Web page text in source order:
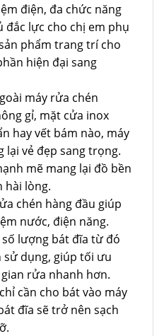
điện, đa chức năng
lực cho chị em phụ
phẩm trang trí cho
hiện đại sang
máy rửa chén
gỉ, mặt cửa inox
hay vết bám nào, máy
lại vẻ đẹp sang trọng.
mẽ mang lại đồ bền
hài lòng.
chén hàng đầu giúp
nước, điện năng.
lượng bát đĩa từ đó
dụng, giúp tối ưu
rửa nhanh hơn.
cần cho bát vào máy
đĩa sẽ trở nên sạch